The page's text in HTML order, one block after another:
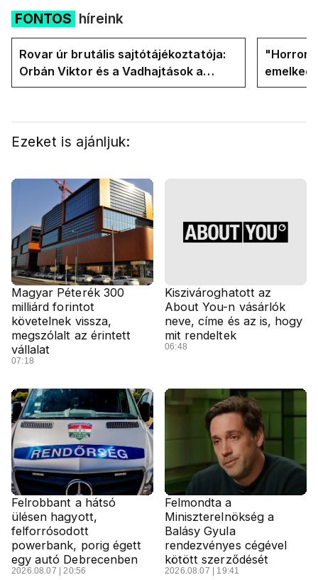
FONTOS híreink
Rovar úr brutális sajtótájékoztatója:
Orbán Viktor és a Vadhajtások a
felelős a kialakult helyzetért
"Horror
oldalán
Ezeket is ajánljuk:
Magyar Péterék 300
milliárd forintot
követelnek vissza,
megszólalt az érintett
vállalat
07:18
Kiszivároghatott az
About You-n vásárlók
neve, címe és az is, hogy
mit rendeltek
06:48
Felrobbant a hátsó
ülésen hagyott,
felforrósodott
powerbank, porig égett
egy autó Debrecenben
2026.08.07 | 20:56
Felmondta a
Miniszterelnökség a
Balásy Gyula
rendezvényes cégével
kötött szerződését
2026.08.07 | 19:41